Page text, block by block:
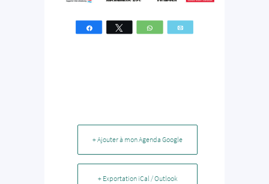
Partagez Tweetez WhatsApp
+ Ajouter à mon Agenda Google
+ Exportation iCal / Outlook